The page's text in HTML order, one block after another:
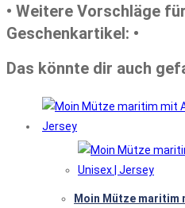
• Weitere Vorschläge
Geschenkartikel: •
Das könnte dir auch
Moin Mütze maritim